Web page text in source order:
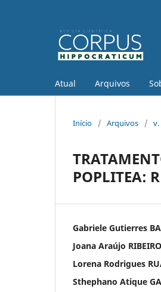
Atual Arquivos
Início / Arquivos / v.
POPLITEA:
Gabriele Gutierres
Joana Araújo RIBEIRO
Lorena Rodrigues
Sthephano Atique